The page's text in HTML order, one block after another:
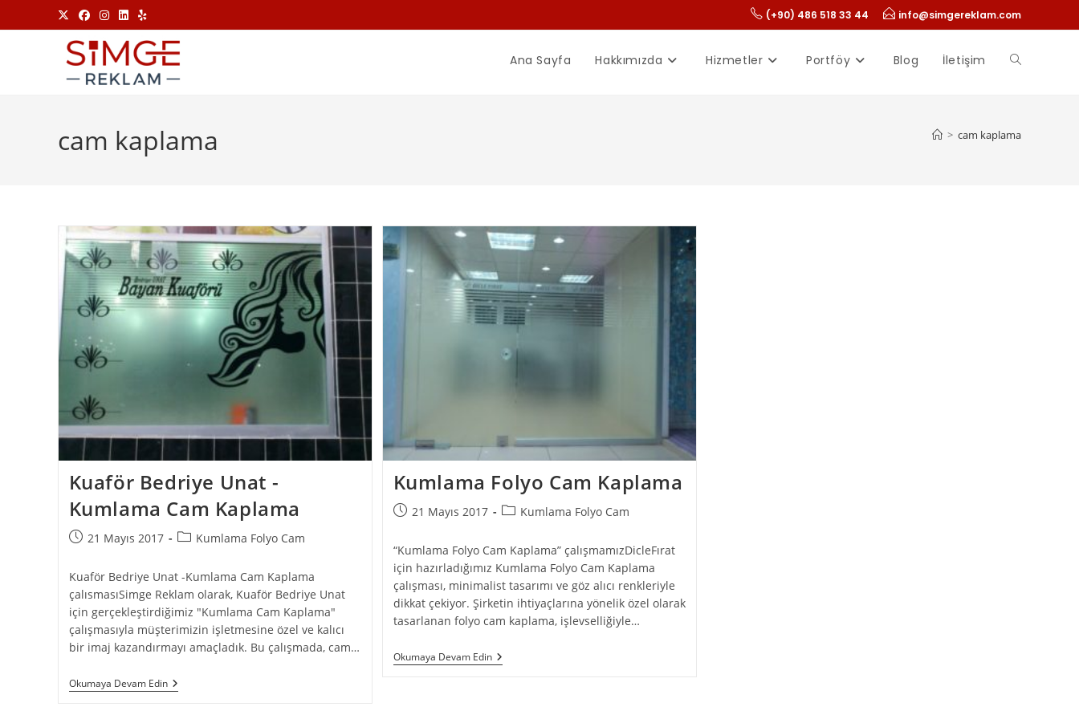
(+90) 486 518 33 44 info@simgereklam.com
Ana Sayfa Hakkımızda Hizmetler Portföy Blog İletişim
cam kaplama > cam kaplama
Kuaför Bedriye Unat -
Kumlama Cam Kaplama
21 Mayıs 2017 Kumlama Folyo Cam
Kuaför Bedriye Unat -Kumlama Cam Kaplama
çalısmasıSimge Reklam olarak, Kuaför Bedriye Unat
için gerçekleştirdiğimiz "Kumlama Cam Kaplama"
çalışmasıyla müşterimizin işletmesine özel ve kalıcı
bir imaj kazandırmayı amaçladık. Bu çalışmada, cam…
Okumaya Devam Edin
Kumlama Folyo Cam Kaplama
21 Mayıs 2017 Kumlama Folyo Cam
“Kumlama Folyo Cam Kaplama” çalışmamızDicleFırat
için hazırladığımız Kumlama Folyo Cam Kaplama
çalışması, minimalist tasarımı ve göz alıcı renkleriyle
dikkat çekiyor. Şirketin ihtiyaçlarına yönelik özel olarak
tasarlanan folyo cam kaplama, işlevselliğiyle…
Okumaya Devam Edin